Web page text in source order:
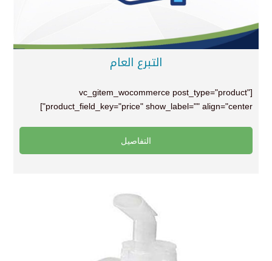
التبرع العام
[vc_gitem_wocommerce post_type="product"
product_field_key="price" show_label="" align="center"]
التفاصيل